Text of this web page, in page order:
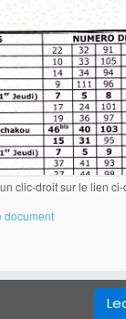
clic-droit sur le lien
document